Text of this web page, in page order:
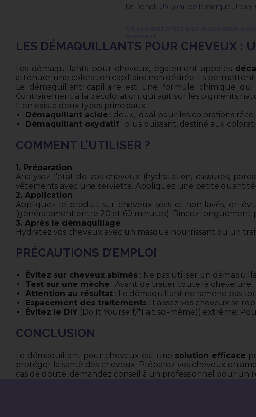
Kit Demak Up 50ml de la marque Urban
LES DÉMAQUILLANTS POUR CHEVEUX :
Les démaquillants pour cheveux, également appelés
atténuer une coloration capillaire non désirée. Ils
Le démaquillant capillaire est une formule chimique qui
Contrairement à la décoloration, qui agit sur les pigments
Il en existe deux types principaux :
Démaquillant acide : doux, idéal pour les colorations
Démaquillant oxydatif : plus puissant, destiné aux
COMMENT L’UTILISER ?
1. Préparation
Analysez l'état de vos cheveux (hydratation, cassures,
vêtements avec une serviette. Appliquez une petite
2. Application
Appliquez le produit sur cheveux secs et non lavés, en
(généralement entre 20 et 60 minutes). Rincez
3. Après le démaquillage
Hydratez vos cheveux avec un masque nourrissant ou un
PRÉCAUTIONS D’EMPLOI
Évitez sur cheveux abîmés : Ne pas utiliser un
Test sur une mèche : Avant de traiter toute la chevelure,
Attention au résultat : Le démaquillant ne ramène pas
Espacement des traitements : Laissez vos cheveux se
Évitez le DIY (Do It Yourself/*Fait soi-même)) extrême:
CONCLUSION
Le démaquillant pour cheveux est une solution efficace
protéger la santé des cheveux. Préparez vos cheveux en
cas de doute, demandez conseil à un professionnel pour un